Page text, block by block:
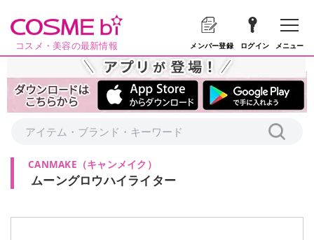
コスメ・美容の最新情報 メンバー登録 ログイン メニュー
CANMAKE （キャンメイク ）
ムーングロウハイライター